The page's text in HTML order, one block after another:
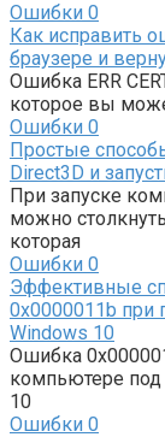
Ошибки 0
Как исправить
браузере и
Ошибка ERR
которое вы
Ошибки 0
Простые
Direct3D и
При запуске
можно
которая
Ошибки 0
Эффективные
0x0000011b при
Windows 10
Ошибка
компьютере под
10
Ошибки 0